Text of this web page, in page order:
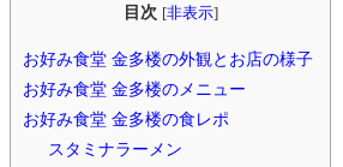
目次 [非表示]
お好み食堂 金多楼の外観とお店の様子
お好み食堂 金多楼のメニュー
お好み食堂 金多楼の食レポ
スタミナラーメン